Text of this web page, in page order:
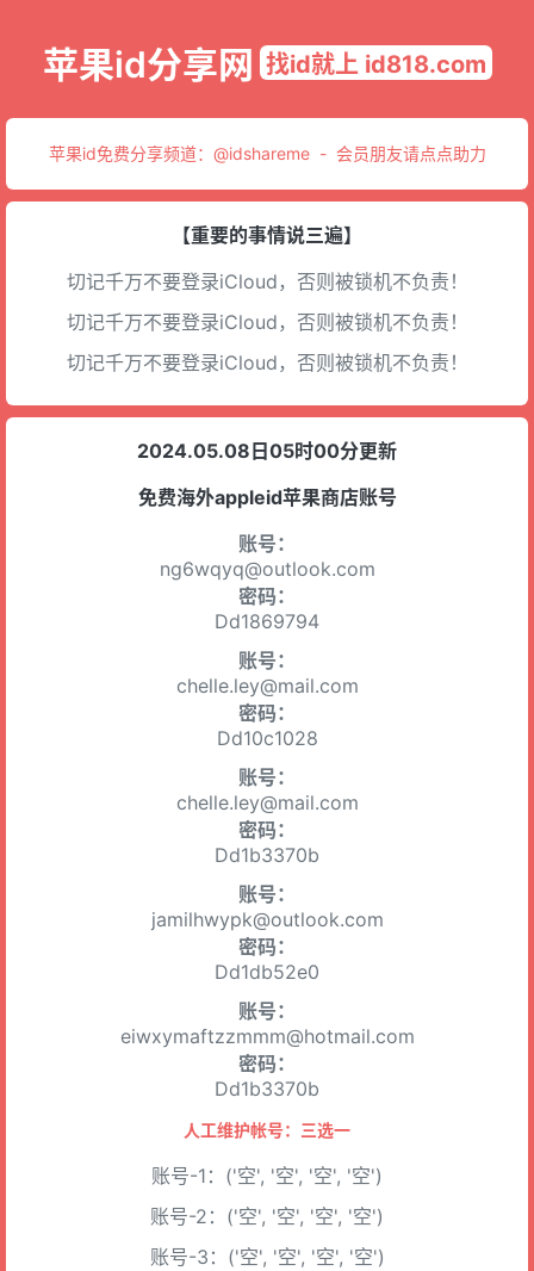
苹果id分享网 找id就上 id818.com
苹果id免费分享频道： @idshareme- 会员朋友请点点助力
【重要的事情说三遍】
切记千万不要登录iCloud，否则被锁机不负责！
切记千万不要登录iCloud，否则被锁机不负责！
切记千万不要登录iCloud，否则被锁机不负责！
2024.05.08日05时00分更新
免费海外appleid苹果商店账号
账号：
ng6wqyq@outlook.com
密码：
Dd1869794
账号：
chelle.ley@mail.com
密码：
Dd10c1028
账号：
chelle.ley@mail.com
密码：
Dd1b3370b
账号：
jamilhwypk@outlook.com
密码：
Dd1db52e0
账号：
eiwxymaftzzmmm@hotmail.com
密码：
Dd1b3370b
人工维护帐号：三选一
账号-1：('空', '空', '空', '空')
账号-2：('空', '空', '空', '空')
账号-3：('空', '空', '空', '空')